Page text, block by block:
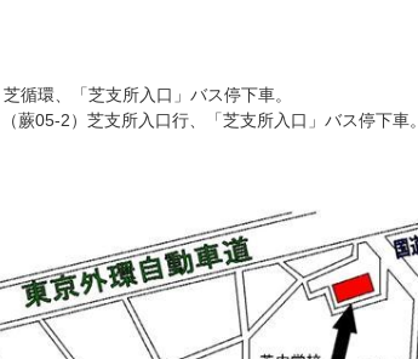
循環、「芝支所入口」バス停下車。
蕨05-2）芝支所入口行、「芝支所入口」バス停下車。